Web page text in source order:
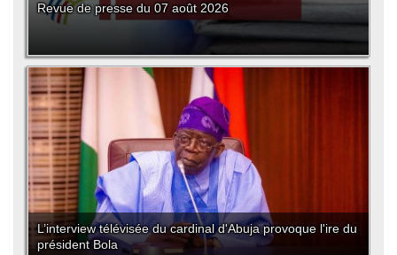
Revue de presse du 07 août 2026
L’interview télévisée du cardinal d'Abuja provoque l'ire du
président Bola